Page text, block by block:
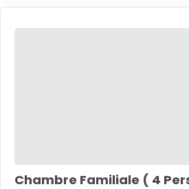
Chambre Familiale ( 4